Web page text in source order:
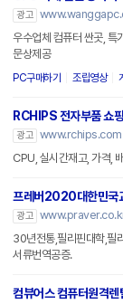
광고
우수업체 컴퓨터 싼곳, 특
문상제공
PC구매하기 조립영상
RCHIPS 전자부품 쇼
광고 www.rchips.com
CPU, 실시간재고, 가격,
프레버2020대한민국
광고
30년전통,필리핀대학,필
서류번역공증.
컴뷰어스 컴퓨터원격렌